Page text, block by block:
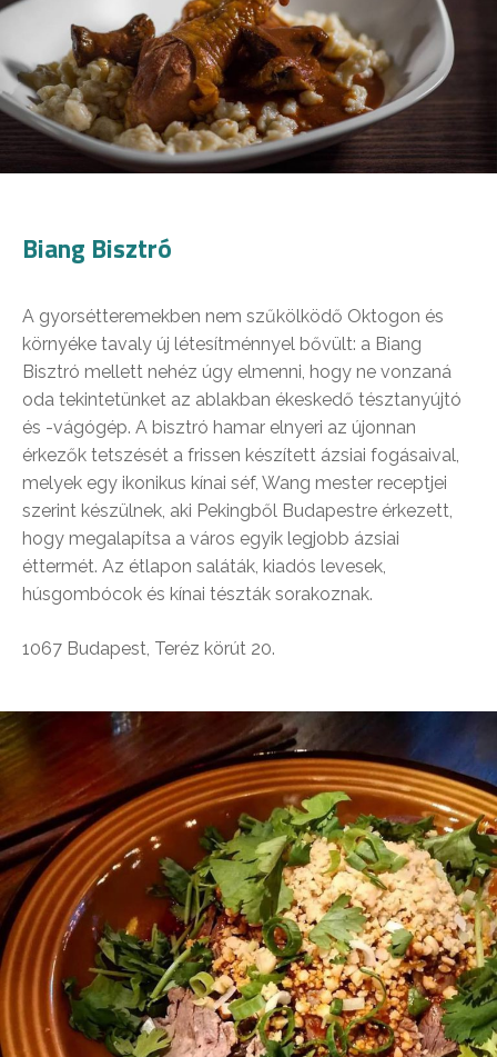
Biang Bisztró
A gyorsétteremekben nem szűkölködő Oktogon és
környéke tavaly új létesítménnyel bővült: a Biang
Bisztró mellett nehéz úgy elmenni, hogy ne vonzaná
oda tekintetünket az ablakban ékeskedő tésztanyújtó
és -vágógép. A bisztró hamar elnyeri az újonnan
érkezők tetszését a frissen készített ázsiai fogásaival,
melyek egy ikonikus kínai séf, Wang mester receptjei
szerint készülnek, aki Pekingből Budapestre érkezett,
hogy megalapítsa a város egyik legjobb ázsiai
éttermét. Az étlapon saláták, kiadós levesek,
húsgombócok és kínai tészták sorakoznak.
1067 Budapest, Teréz körút 20.